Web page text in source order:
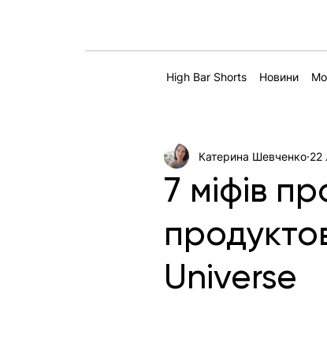
High Bar Shorts Новини
7 міфів
Universe
Катерина Шевченко 22